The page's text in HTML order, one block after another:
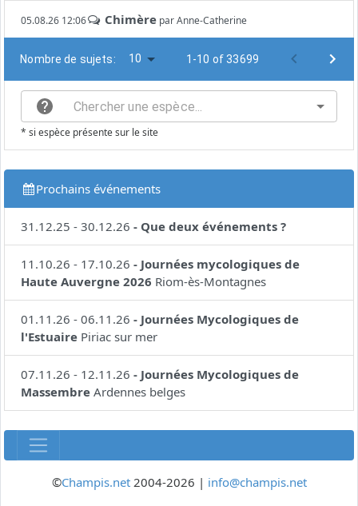
05.08.26 12:06 Chimère parAnne-Catherine
Nombre de sujets: 10 1-10 of 33699
* si espèce présente sur le site
Prochains événements
31.12.25 - 30.12.26 - Que deux événements ?
11.10.26 - 17.10.26 - Journées mycologiques de
Haute Auvergne 2026 Riom-ès-Montagnes
01.11.26 - 06.11.26 - Journées Mycologiques de
l'Estuaire Piriac sur mer
07.11.26 - 12.11.26 - Journées Mycologiques de
Massembre Ardennes belges
©Champis.net2004-2026 | info@champis.net